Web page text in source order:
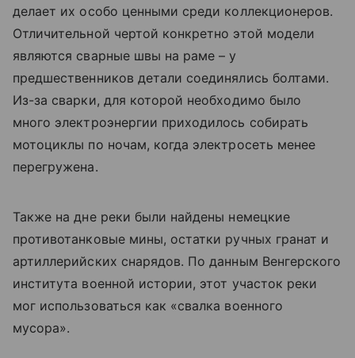
делает их особо ценными среди коллекционеров.
Отличительной чертой конкретно этой модели
являются сварные швы на раме – у
предшественников детали соединялись болтами.
Из-за сварки, для которой необходимо было
много электроэнергии приходилось собирать
мотоциклы по ночам, когда электросеть менее
перегружена.
Также на дне реки были найдены немецкие
противотанковые мины, остатки ручных гранат и
артиллерийских снарядов. По данным Венгерского
института военной истории, этот участок реки
мог использоваться как «свалка военного
мусора».